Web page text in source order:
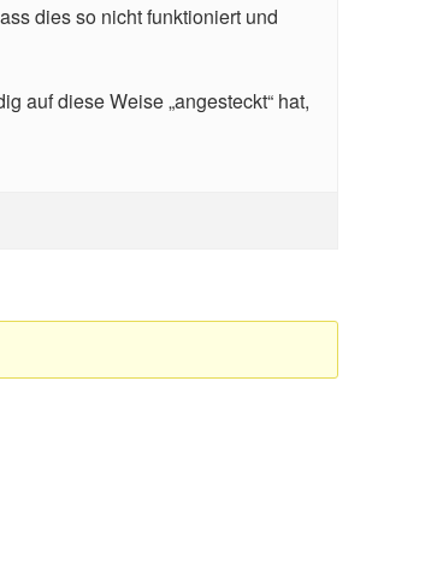
dies so nicht funktioniert und
auf diese Weise „angesteckt“ hat,